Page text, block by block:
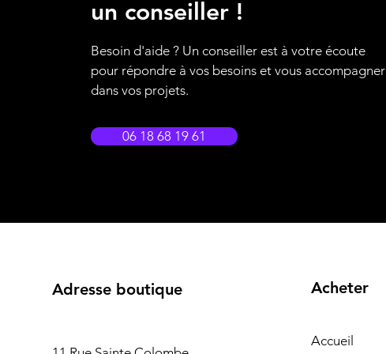
un conseiller !
Besoin d'aide ? Un conseiller est à votre écoute
pour répondre à vos besoins et vous accompagner
dans vos projets.
06 18 68 19 61
Adresse boutique Acheter
Accueil